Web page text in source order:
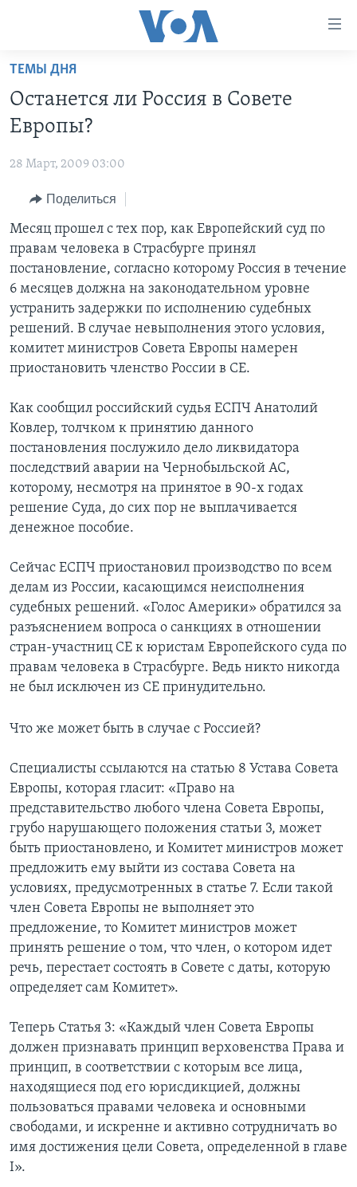
Перейти
основной
контент
Перейти
навигации
Перейти
поиск
НОВОСТИ ЗА МИНУТУ
ИТОГИ
ПОЧЕМУ ЭТО ВАЖНО?
ДЕТАЛИ
НЬЮ-ЙОРК NEW YORK
АМЕРИКА. БОЛЬШОЕ ПУТЕШЕСТВИЕ
ПРОЕКТЫ
УЧИМ АНГЛИЙСКИЙ
НАША АМЕРИКАНСКАЯ ИСТОРИЯ
А КАК В АМЕРИКЕ?
АМЕРИКАНСКИЕ ГОРОДКИ
ТЕСТЫ
ЭКСПЕРТИЗА
ИНТЕРВЬЮ
ФАКТЫ ПРОТИВ ФЕЙКОВ
ЗА СВОБОДУ ПРЕССЫ
УЧИМ АНГЛИЙСКИЙ
ВИДЕО
ПОДПИСКА НА НОВОСТИ
СОЦИАЛЬНЫЕ СЕТИ
Языки
ТЕМЫ ДНЯ
Останется ли Россия в Совете
Европы?
28 Март, 2009 03:00
Поделиться
Месяц прошел с тех пор, как Европейский суд по
правам человека в Страсбурге принял
постановление, согласно которому Россия в течение
6 месяцев должна на законодательном уровне
устранить задержки по исполнению судебных
решений. В случае невыполнения этого условия,
комитет министров Совета Европы намерен
приостановить членство России в СЕ.
Как сообщил российский судья ЕСПЧ Анатолий
Ковлер, толчком к принятию данного
постановления послужило дело ликвидатора
последствий аварии на Чернобыльской АС,
которому, несмотря на принятое в 90-х годах
решение Суда, до сих пор не выплачивается
денежное пособие.
Сейчас ЕСПЧ приостановил производство по всем
делам из России, касающимся неисполнения
судебных решений. «Голос Америки» обратился за
разъяснением вопроса о санкциях в отношении
стран-участниц СЕ к юристам Европейского суда по
правам человека в Страсбурге. Ведь никто никогда
не был исключен из СЕ принудительно.
Что же может быть в случае с Россией?
Специалисты ссылаются на статью 8 Устава Совета
Европы, которая гласит: «Право на
представительство любого члена Совета Европы,
грубо нарушающего положения статьи 3, может
быть приостановлено, и Комитет министров может
предложить ему выйти из состава Совета на
условиях, предусмотренных в статье 7. Если такой
член Совета Европы не выполняет это
предложение, то Комитет министров может
принять решение о том, что член, о котором идет
речь, перестает состоять в Совете с даты, которую
определяет сам Комитет».
Теперь Статья 3: «Каждый член Совета Европы
должен признавать принцип верховенства Права и
принцип, в соответствии с которым все лица,
находящиеся под его юрисдикцией, должны
пользоваться правами человека и основными
свободами, и искренне и активно сотрудничать во
имя достижения цели Совета, определенной в главе
I».